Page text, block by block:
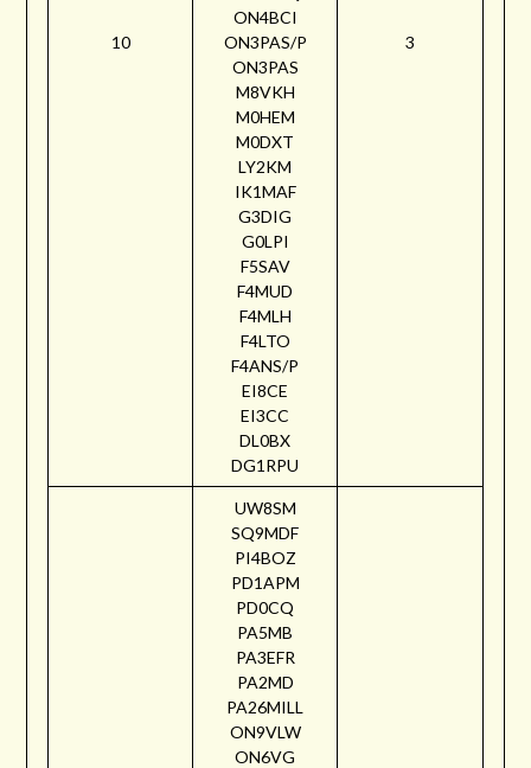
10
ON4BCI
ON3PAS/P
ON3PAS
M8VKH
M0HEM
M0DXT
LY2KM
IK1MAF
G3DIG
G0LPI
F5SAV
F4MUD
F4MLH
F4LTO
F4ANS/P
EI8CE
EI3CC
DL0BX
DG1RPU
3
UW8SM
SQ9MDF
PI4BOZ
PD1APM
PD0CQ
PA5MB
PA3EFR
PA2MD
PA26MILL
ON9VLW
ON6VG